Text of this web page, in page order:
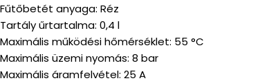
Fűtőbetét anyaga: Réz
Tartály űrtartalma: 0,4 l
Maximális működési hőmérséklet: 55 °C
Maximális üzemi nyomás: 8 bar
Maximális áramfelvétel: 25 A